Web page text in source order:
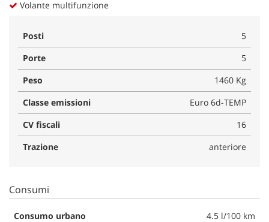
Volante multifunzione
Posti
5
Porte
5
Peso
1460 Kg
Classe emissioni
Euro 6d-TEMP
CV fiscali
16
Trazione
anteriore
Consumi
Consumo urbano
4.5 l/100 km